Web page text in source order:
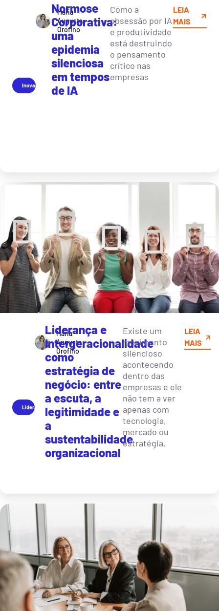
Inovação
Maria
Augusta
Orofino
Normose
Corporativa:
uma
epidemia
silenciosa
em tempos
de IA
Como a
obsessão por IA
e produtividade
está destruindo
o pensamento
crítico nas
empresas
LEIA
MAIS
Liderança
Maria
Augusta
Orofino
Liderança e
Intergeracionalidade
como
estratégia de
negócio: entre
a escuta, a
legitimidade e
a
sustentabilidade
organizacional
Existe um
movimento
silencioso
acontecendo
dentro das
empresas e ele
não tem a ver
apenas com
tecnologia,
mercado ou
estratégia.
LEIA
MAIS